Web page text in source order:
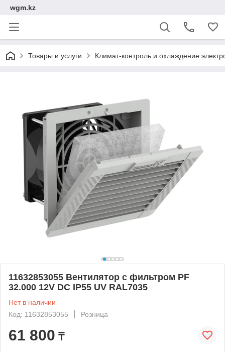
wgm.kz
Товары и услуги Климат-контроль и охлаждение
11632853055 Вентилятор с фильтром PF
32.000 12V DC IP55 UV RAL7035
Нет в наличии
Код: 11632853055
Розница
61 800 ₸